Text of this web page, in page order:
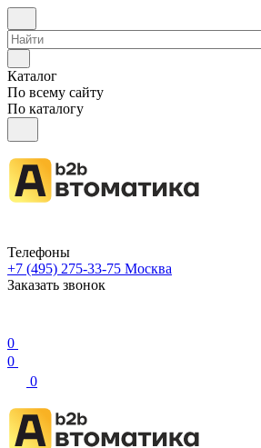
Каталог
По всему сайту
По каталогу
Телефоны
+7 (495) 275-33-75 Москва
Заказать звонок
0
0
0